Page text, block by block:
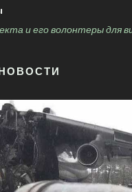
и его волонтеры для